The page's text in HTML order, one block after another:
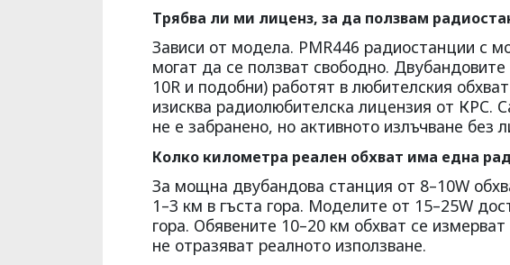
Трябва ли ми лиценз, за да ползвам
Зависи от модела. PMR446 радиостанции с
могат да се ползват свободно.
10R и подобни) работят в любителския
изисква радиолюбителска лицензия от КРС.
не е забранено, но активното излъчване без
Колко километра реален обхват има една
За мощна двубандова станция от 8–10W
1–3 км в гъста гора. Моделите от 15–25W
гора. Обявените 10–20 км обхват се
не отразяват реалното използване.